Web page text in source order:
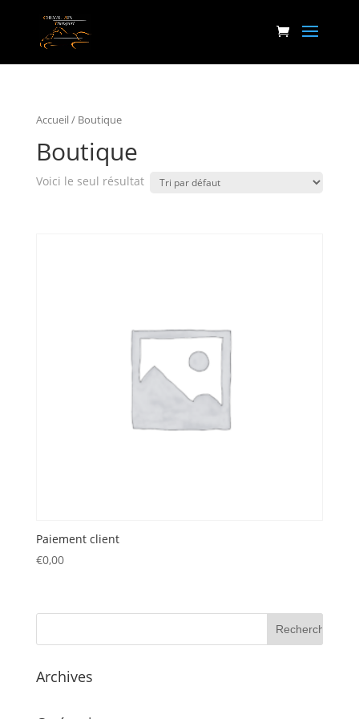
Accueil/ Boutique
Boutique
Voici le seul résultat
Paiement client
€0,00
Archives